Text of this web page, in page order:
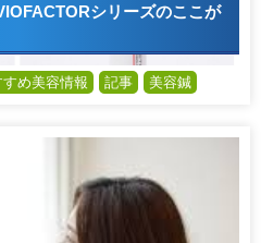
シリーズのここが
すめ美容情報 記事 美容鍼